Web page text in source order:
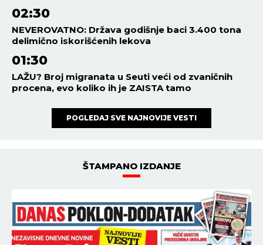
02:30
NEVEROVATNO: Država godišnje baci 3.400 tona
delimično iskorišćenih lekova
01:30
LAŽU? Broj migranata u Seuti veći od zvaničnih
procena, evo koliko ih je ZAISTA tamo
POGLEDAJ SVE NAJNOVIJE VESTI
ŠTAMPANO IZDANJE